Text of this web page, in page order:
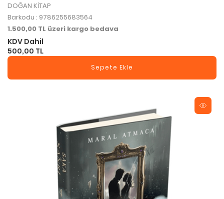
DOĞAN KİTAP
Barkodu : 9786255683564
1.500,00 TL üzeri kargo bedava
KDV Dahil
500,00 TL
Sepete Ekle